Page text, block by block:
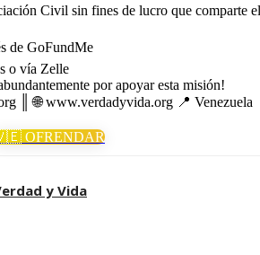
Civil sin fines de lucro que comparte
de GoFundMe
o vía Zelle
por apoyar esta misión!
║ 🌐 www.verdadyvida.org 📍 Venezuela
OFRENDAR
y Vida